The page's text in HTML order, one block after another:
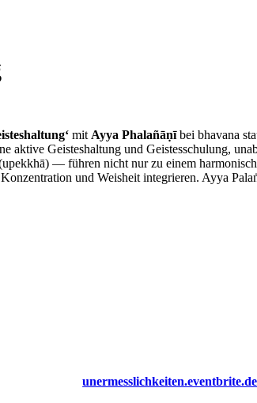
mit Ayya Phalañāṇībei bhavana
aktive Geisteshaltung und Geistesschulung,
— führen nicht nur zu einem
und Weisheit integrieren. Ayya
unermesslichkeiten.eventbrite.de